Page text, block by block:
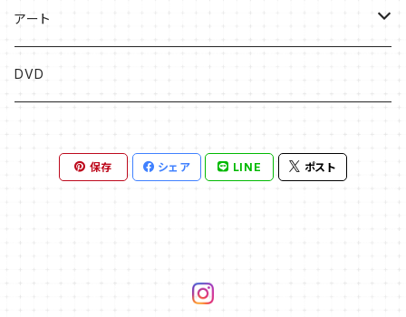
ソングブック
漫画
アート
版画
フライヤー原画
DVD
保存 シェア LINE ポスト